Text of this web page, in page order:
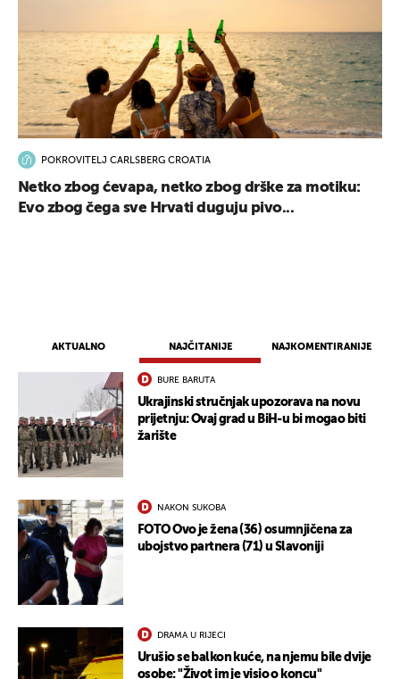
AKTUALNO NAJČITANIJE NAJKOMENTIRANIJE
BURE BARUTA
Ukrajinski stručnjak upozorava na novu
prijetnju: Ovaj grad u BiH-u bi mogao biti
žarište
NAKON SUKOBA
FOTO Ovo je žena (36) osumnjičena za
ubojstvo partnera (71) u Slavoniji
DRAMA U RIJECI
Urušio se balkon kuće, na njemu bile dvije
osobe: "Život im je visio o koncu"
POKROVITELJ CARLSBERG CROATIA
Netko zbog ćevapa, netko zbog drške za motiku:
Evo zbog čega sve Hrvati duguju pivo...